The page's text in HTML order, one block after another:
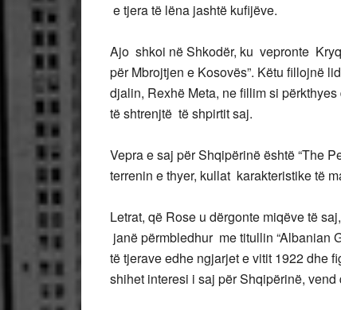
e tjera të lëna jashtë kufijëve.
Ajo shkoi në Shkodër, ku vepronte
për Mbrojtjen e Kosovës”. Këtu fillojnë
djalin, Rexhë Meta, ne fillim si
të shtrenjtë të shpirtit saj.
Vepra e saj për Shqipërinë është “The
terrenin e thyer, kullat karakteristike të
Letrat, që Rose u dërgonte miqëve të
janë përmbledhur me titullin “Albanian
të tjerave edhe ngjarjet e vitit 1922 dhe
shihet interesi i saj për Shqipërinë,